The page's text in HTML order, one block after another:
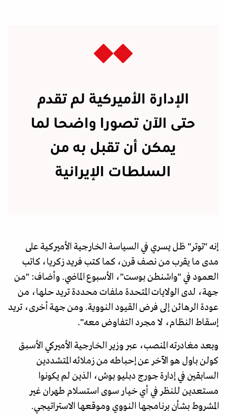
الإدارة الأميركية لم تقدم
حتى الآن تصورا واضحا لما
يمكن أن تقبل به من
السلطات الإيرانية
إنه "توتر" ظل يسري في السياسة الخارجية الأميركية على
مدى ما يقرب من نصف قرن، كما كتب فريد زكريا، كاتب
العمود في "واشنطن بوست"، الأسبوع الماضي. وأضاف: "من
جهة، لدى الولايات المتحدة ملفات محددة تريد حلها، من
عودة الرهائن إلى فرض القيود النووية. ومن جهة أخرى، تريد
إسقاط النظام، لا مجرد التفاوض معه".
وبعد مغادرته المنصب، عبر وزير الخارجية الأميركي الأسبق
كولن باول هو الآخر عن إحباطه من زملائه المتشددين
السابقين في إدارة جورج دبليو بوش، الذين لم يكونوا
مستعدين للنظر في أي خيار سوى استسلام طهران غير
المشروط بشأن برنامجها النووي وموقعها الاستراتيجي.